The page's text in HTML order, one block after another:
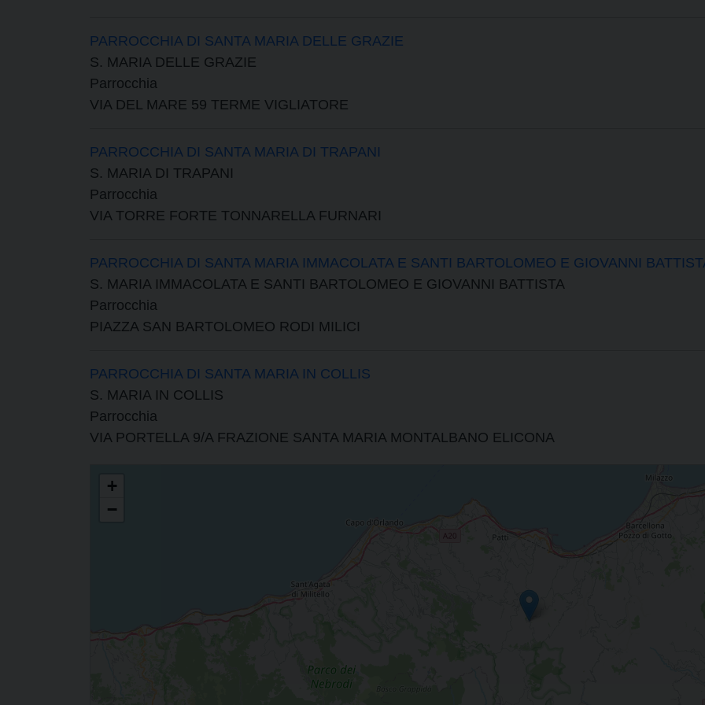
PARROCCHIA DI SANTA MARIA DELLE GRAZIE
S. MARIA DELLE GRAZIE
Parrocchia
VIA DEL MARE 59 TERME VIGLIATORE
PARROCCHIA DI SANTA MARIA DI TRAPANI
S. MARIA DI TRAPANI
Parrocchia
VIA TORRE FORTE TONNARELLA FURNARI
PARROCCHIA DI SANTA MARIA IMMACOLATA E SANTI BARTOLOMEO E GIOVANNI
S. MARIA IMMACOLATA E SANTI BARTOLOMEO E GIOVANNI BATTISTA
Parrocchia
PIAZZA SAN BARTOLOMEO RODI MILICI
PARROCCHIA DI SANTA MARIA IN COLLIS
S. MARIA IN COLLIS
Parrocchia
VIA PORTELLA 9/A FRAZIONE SANTA MARIA MONTALBANO ELICONA
+
−